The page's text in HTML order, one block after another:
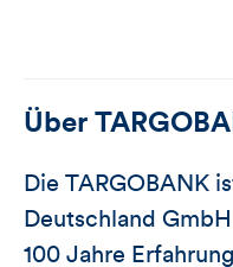
Über
Die TARGOBANK
Deutschland
100 Jahre